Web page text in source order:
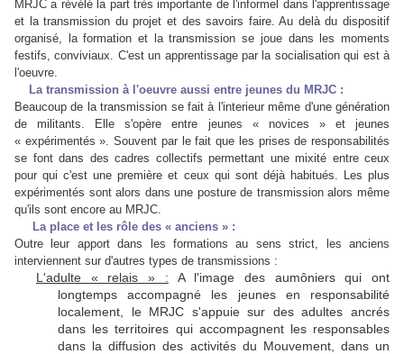
MRJC a révélé la part très importante de l'informel dans l'apprentissage
et la transmission du projet et des savoirs faire. Au delà du dispositif
organisé, la formation et la transmission se joue dans les moments
festifs, conviviaux. C'est un apprentissage par la socialisation qui est à
l'oeuvre.
La transmission à l'oeuvre aussi entre jeunes du MRJC :
Beaucoup de la transmission se fait à l'interieur même d'une génération
de militants. Elle s'opère entre jeunes « novices » et jeunes
« expérimentés ». Souvent par le fait que les prises de responsabilités
se font dans des cadres collectifs permettant une mixité entre ceux
pour qui c'est une première et ceux qui sont déjà habitués. Les plus
expérimentés sont alors dans une posture de transmission alors même
qu'ils sont encore au MRJC.
La place et les rôle des « anciens » :
Outre leur apport dans les formations au sens strict, les anciens
interviennent sur d'autres types de transmissions :
L'adulte « relais » : A l'image des aumôniers qui ont
longtemps accompagné les jeunes en responsabilité
localement, le MRJC s'appuie sur des adultes ancrés
dans les territoires qui accompagnent les responsables
dans la diffusion des activités du Mouvement, dans un